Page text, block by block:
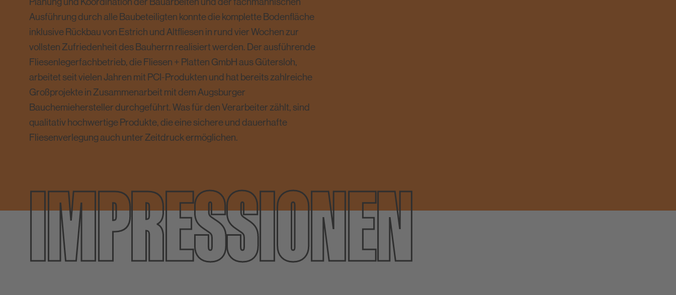
Ausführung durch alle Baubeteiligten konnte die komplette Bodenfläche
inklusive Rückbau von Estrich und Altfliesen in rund vier Wochen zur
vollsten Zufriedenheit des Bauherrn realisiert werden. Der ausführende
Fliesenlegerfachbetrieb, die Fliesen + Platten GmbH aus Gütersloh,
arbeitet seit vielen Jahren mit PCI-Produkten und hat bereits zahlreiche
Großprojekte in Zusammenarbeit mit dem Augsburger
Bauchemiehersteller durchgeführt. Was für den Verarbeiter zählt, sind
qualitativ hochwertige Produkte, die eine sichere und dauerhafte
Fliesenverlegung auch unter Zeitdruck ermöglichen.
IMPRES­SIONEN